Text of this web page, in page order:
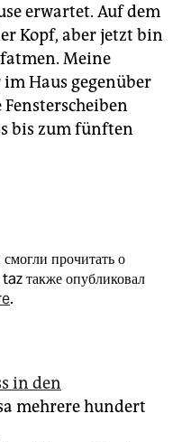
erwartet. Auf dem
Kopf, aber jetzt bin
Meine
Haus gegenüber
bis zum fünften
прочитать о
также опубликовал
.
in den
mehrere hundert